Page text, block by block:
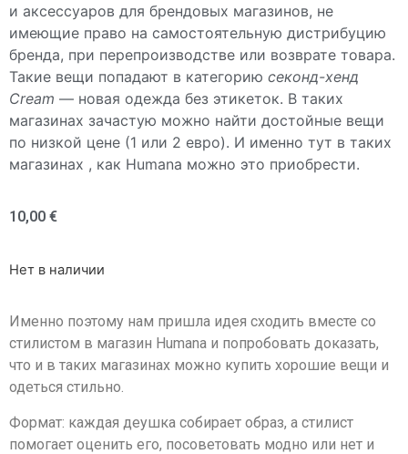
и аксессуаров для брендовых магазинов, не
имеющие право на самостоятельную дистрибуцию
бренда, при перепроизводстве или возврате товара.
Такие вещи попадают в категорию секонд-хенд
Cream — новая одежда без этикеток. В таких
магазинах зачастую можно найти достойные вещи
по низкой цене (1 или 2 евро). И именно тут в таких
магазинах , как Humana можно это приобрести.
10,00 €
Нет в наличии
Именно поэтому нам пришла идея сходить вместе со
стилистом в магазин Humana и попробовать доказать,
что и в таких магазинах можно купить хорошие вещи и
одеться стильно.
Формат: каждая деушка собирает образ, а стилист
помогает оценить его, посоветовать модно или нет и